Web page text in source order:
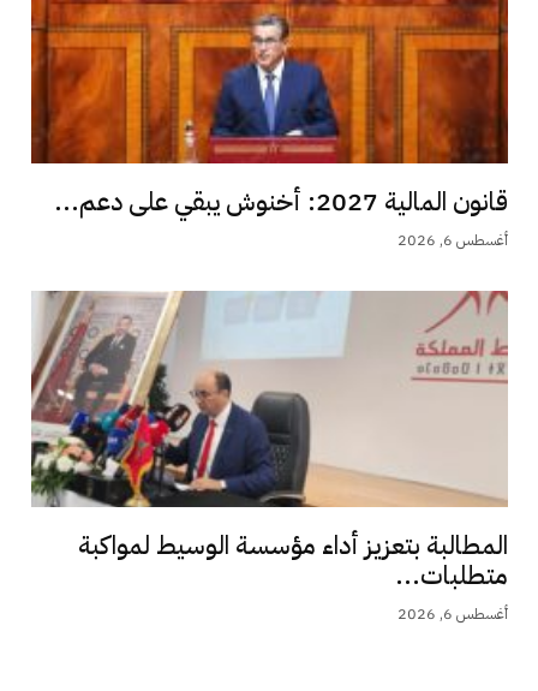
قانون المالية 2027: أخنوش يبقي على دعم...
أغسطس 6, 2026
المطالبة بتعزيز أداء مؤسسة الوسيط لمواكبة
متطلبات...
أغسطس 6, 2026